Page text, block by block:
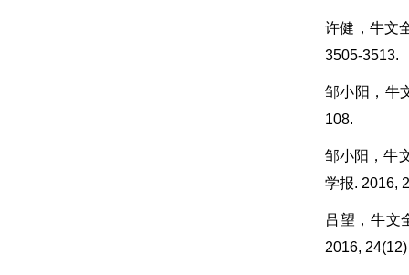
许健，牛文
3505-3513.
邹小阳，牛
108.
邹小阳，牛
学报. 2016,
吕望，牛文
2016,